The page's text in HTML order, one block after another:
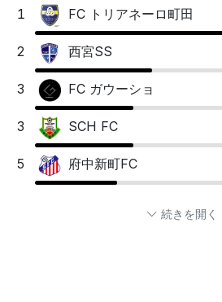
1
FC トリアネーロ町田
2 西宮SS
3 FC ガウーショ
3 SCH FC
5 府中新町FC
続きを開く